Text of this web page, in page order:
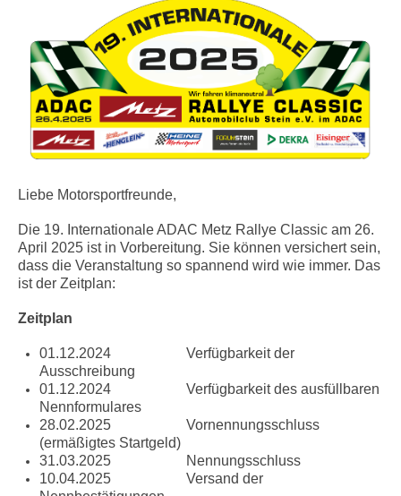
Liebe Motorsportfreunde,
Die 19. Internationale ADAC Metz Rallye Classic am 26.
April 2025 ist in Vorbereitung. Sie können versichert sein,
dass die Veranstaltung so spannend wird wie immer. Das
ist der Zeitplan:
Zeitplan
01.12.2024 Verfügbarkeit der
Ausschreibung
01.12.2024 Verfügbarkeit des ausfüllbaren
Nennformulares
28.02.2025 Vornennungsschluss
(ermäßigtes Startgeld)
31.03.2025 Nennungsschluss
10.04.2025 Versand der